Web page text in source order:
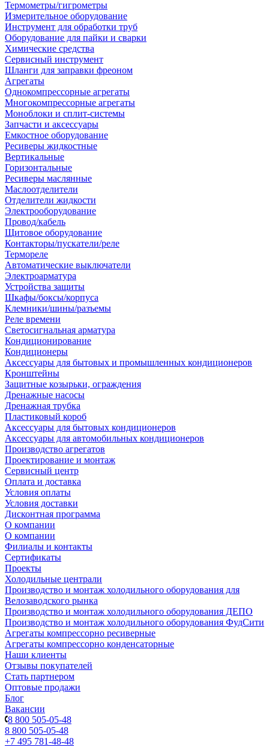
Термометры/гигрометры
Измерительное оборудование
Инструмент для обработки труб
Оборудование для пайки и сварки
Химические средства
Сервисный инструмент
Шланги для заправки фреоном
Агрегаты
Однокомпрессорные агрегаты
Многокомпрессорные агрегаты
Моноблоки и сплит-системы
Запчасти и аксессуары
Емкостное оборудование
Ресиверы жидкостные
Вертикальные
Горизонтальные
Ресиверы маслянные
Маслоотделители
Отделители жидкости
Электрооборудование
Провод/кабель
Щитовое оборудование
Контакторы/пускатели/реле
Термореле
Автоматические выключатели
Электроарматура
Устройства защиты
Шкафы/боксы/корпуса
Клемники/шины/разъемы
Реле времени
Светосигнальная арматура
Кондиционирование
Кондиционеры
Аксессуары для бытовых и промышленных кондиционеров
Кронштейны
Защитные козырьки, ограждения
Дренажные насосы
Дренажная трубка
Пластиковый короб
Аксессуары для бытовых кондиционеров
Аксессуары для автомобильных кондиционеров
Производство агрегатов
Проектирование и монтаж
Сервисный центр
Оплата и доставка
Условия оплаты
Условия доставки
Дисконтная программа
О компании
О компании
Филиалы и контакты
Сертификаты
Проекты
Холодильные централи
Производство и монтаж холодильного оборудования для
Велозаводского рынка
Производство и монтаж холодильного оборудования ДЕПО
Производство и монтаж холодильного оборудования ФудСити
Агрегаты компрессорно ресиверные
Агрегаты компрессорно конденсаторные
Наши клиенты
Отзывы покупателей
Стать партнером
Оптовые продажи
Блог
Вакансии
8 800 505-05-48
8 800 505-05-48
+7 495 781-48-48